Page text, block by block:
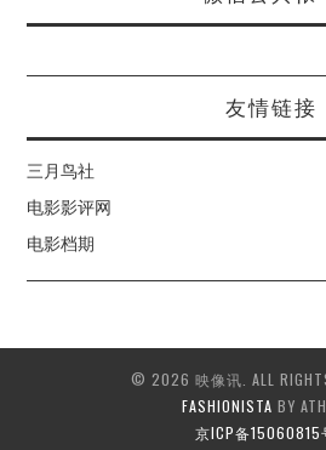
友情链接
三月鸟社
电影影评网
电影档期
© 2026 映像讯. ALL RIGHTS
FASHIONISTA BY
京ICP备15060815